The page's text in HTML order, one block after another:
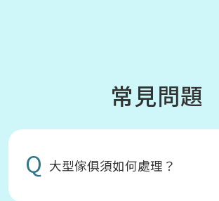
常見問題
Q 大型傢俱須如何處理？